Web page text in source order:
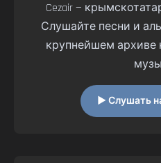
Cezair —
Слушайте песни и
крупнейшем архиве
▶ Слушать на